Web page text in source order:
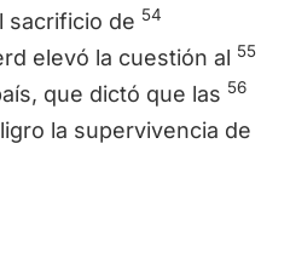
sacrificio de 54
elevó la cuestión al 55
que dictó que las 56
la supervivencia de